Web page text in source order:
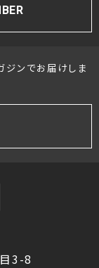
ジンでお届けしま
3-8